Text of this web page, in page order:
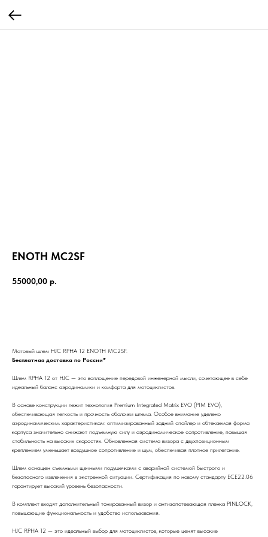
ENOTH MC2SF
55000,00 р.
Матовый шлем HJC RPHA 12 ENOTH MC2SF.
Бесплатная доставка по России*
Шлем RPHA 12 от HJC — это воплощение передовой инженерной мысли, сочетающее в себе
идеальный баланс аэродинамики и комфорта для мотоциклистов.
В основе конструкции лежит технология Premium Integrated Matrix EVO (PIM EVO),
обеспечивающая легкость и прочность оболочки шлема. Особое внимание уделено
аэродинамическим характеристикам: оптимизированный задний спойлер и обтекаемая форма
корпуса значительно снижают подъемную силу и аэродинамическое сопротивление, повышая
стабильность на высоких скоростях. Обновленная система визора с двухпозиционным
креплением уменьшает воздушное сопротивление и шум, обеспечивая плотное прилегание.
Шлем оснащен съемными щечными подушечками с аварийной системой быстрого и
безопасного извлечения в экстренной ситуации. Сертификация по новому стандарту ECE22.06
гарантирует высокий уровень безопасности.
В комплект входят дополнительный тонированный визор и антизапотевающая пленка PINLOCK,
повышающие функциональность и удобство использования.
HJC RPHA 12 — это идеальный выбор для мотоциклистов, которые ценят высокие